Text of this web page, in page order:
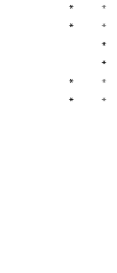
* *
* *
*
*
* *
* *